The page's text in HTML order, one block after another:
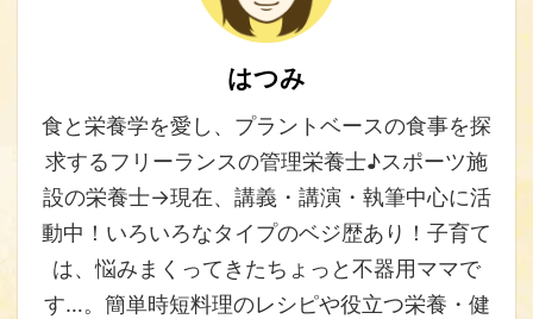
はつみ
食と栄養学を愛し、プラントベースの食事を探
求するフリーランスの管理栄養士♪スポーツ施
設の栄養士→現在、講義・講演・執筆中心に活
動中！いろいろなタイプのベジ歴あり！子育て
は、悩みまくってきたちょっと不器用ママで
す…。簡単時短料理のレシピや役立つ栄養・健